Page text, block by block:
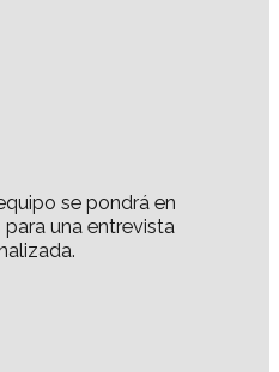
se pondrá en
una entrevista